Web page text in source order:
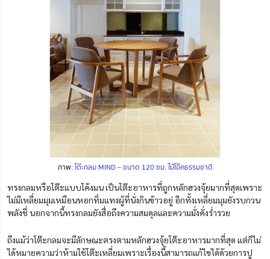
ภาพ:โต๊ะกลม MIND – ขนาด 120 ซม. ไม้โอ๊คธรรมชาติ
ทรงกลมหรือโต๊ะแบบโค้งมน เป็นโต๊ะอาหารที่ถูกหลักฮวงจุ้ยมากที่สุดเพราะ
ไม่มีเหลี่ยมมุมเหมือนหอกทิ่มแทงผู้ที่นั่งกินข้าวอยู่ อีกทั้งเหลี่ยมมุมยังรบกวน
พลังชี่ นอกจากนี้ทรงกลมยังสื่อถึงความสมดุลและความมั่งคั่งร่ำรวย
ถึงแม้ว่าโต๊ะกลมจะมีลักษณะตรงตามหลักฮวงจุ้ยโต๊ะอาหารมากที่สุด แต่ก็ไม่
ได้หมายความว่าห้ามใช้โต๊ะเหลี่ยมเพราะเรื่องนี้สามารถแก้ไขได้ด้วยการปู